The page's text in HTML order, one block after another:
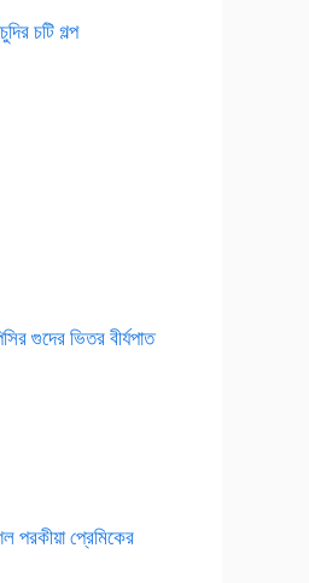
চটি গল্প
গুদের ভিতর বীর্যপাত
পরকীয়া প্রেমিকের